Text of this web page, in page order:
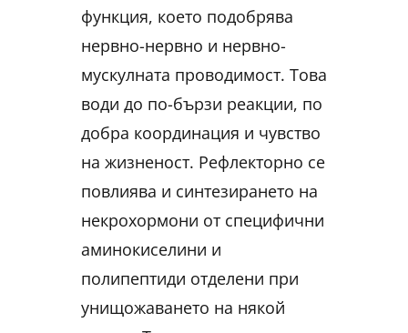
функция, което подобрява
нервно-нервно и нервно-
мускулната проводимост. Това
води до по-бързи реакции, по
добра координация и чувство
на жизненост. Рефлекторно се
повлиява и синтезирането на
некрохормони от специфични
аминокиселини и
полипептиди отделени при
унищожаването на някой